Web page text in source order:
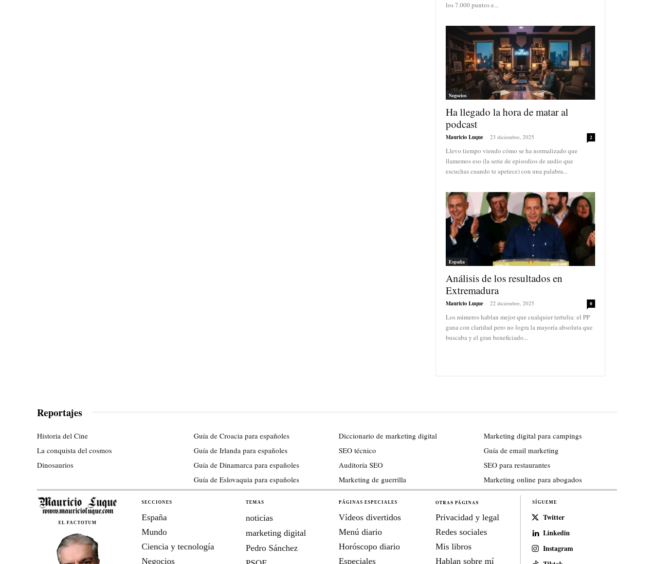
los 7.000 puntos e...
Negocios
Ha llegado la hora de matar al
podcast
Mauricio Luque - 23 diciembre, 2025 2
Llevo tiempo viendo cómo se ha normalizado que
llamemos eso (la serie de episodios de audio que
escuchas cuando te apetece) con una palabra...
España
Análisis de los resultados en
Extremadura
Mauricio Luque - 22 diciembre, 2025 0
Los números hablan mejor que cualquier tertulia: el PP
gana con claridad pero no logra la mayoría absoluta que
buscaba y el gran beneficiado...
Reportajes
Historia del Cine
La conquista del cosmos
Dinosaurios
Guía de Croacia para españoles
Guía de Irlanda para españoles
Guía de Dinamarca para españoles
Guía de Eslovaquia para españoles
Diccionario de marketing digital
SEO técnico
Auditoría SEO
Marketing de guerrilla
Marketing digital para campings
Guía de email marketing
SEO para restaurantes
Marketing online para abogados
EL FACTOTUM
SECCIONES
España
Mundo
Ciencia y tecnología
Negocios
TEMAS
noticias
marketing digital
Pedro Sánchez
PÁGINAS ESPECIALES
Vídeos divertidos
Menú diario
Horóscopo diario
Especiales
OTRAS PÁGINAS
Privacidad y legal
Redes sociales
Mis libros
Hablan sobre mí
SÍGUEME
Twitter
Linkedin
Instagram